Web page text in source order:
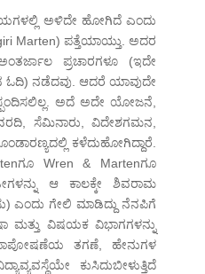
ಅಳಿದೇ ಹೋಗಿದೆ ಎಂದು
Marten) ಪತ್ತೆಯಾಯ್ತು. ಅದರ
ಪ್ರಚಾರಗಳೂ (ಇದೇ
ಓದಿ) ನಡೆದವು. ಆದರೆ ಯಾವುದೇ
ಅದೆ ಅದೇ ಯೋಜನೆ,
ಸೆಮಿನಾರು, ವಿದೇಶಗಮನ,
ಕಳೆದುಹೋಗಿದ್ದಾರೆ.
Wren & Martenಗೂ
ಆ ಕಾಲಕ್ಕೇ ಶಿವರಾಮ
ಎಂದು ಗೇಲಿ ಮಾಡಿದ್ದು ನೆನಪಿಗೆ
ಮತ್ತು ವಿಷಯಕ ವಿಭಾಗಗಳನ್ನು
ತಗಣೆ, ಹೇನುಗಳ
ಕುಸಿದುಬೀಳುತ್ತಿದೆ